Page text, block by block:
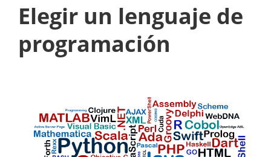
Elegir un lenguaje de
programación